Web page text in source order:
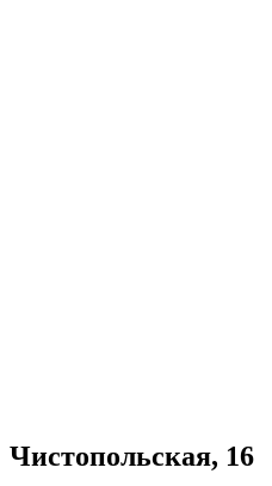
Чистопольская, 16